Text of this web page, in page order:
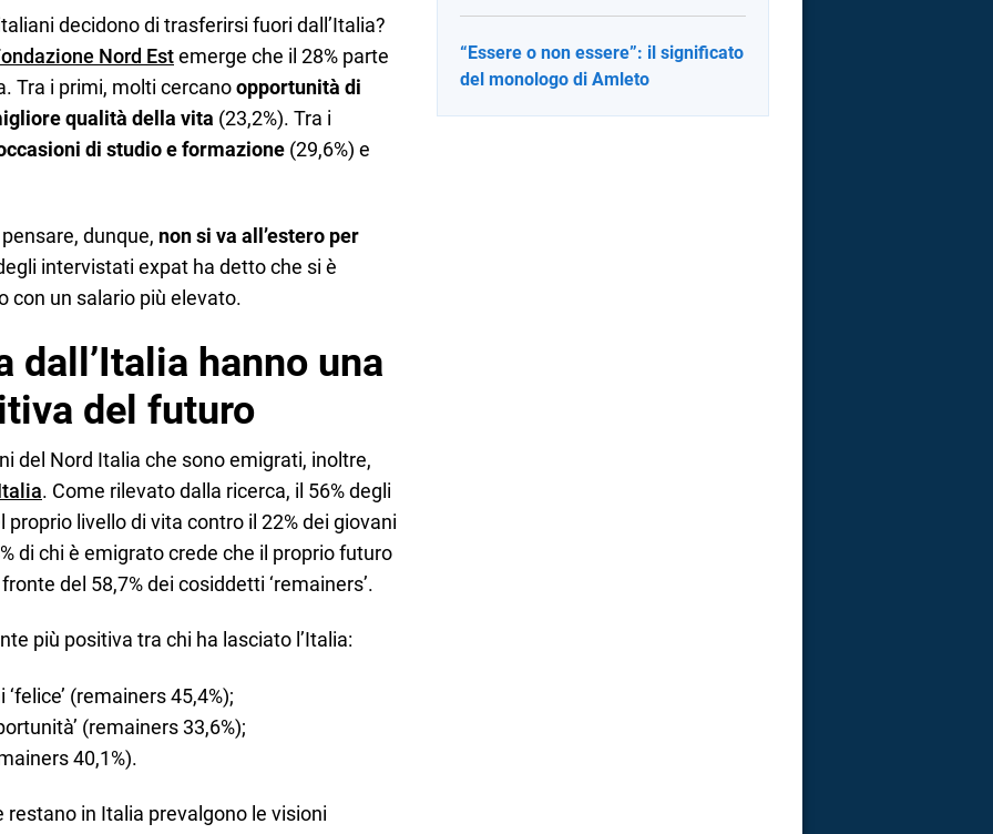
decidono di trasferirsi fuori dall’Italia?
Nord Estemerge che il 28% parte
Tra i primi, molti cercanoopportunità di
qualità della vita (23,2%). Tra i
di studio e formazione (29,6%) e
dunque, non si va all’estero per
intervistati expat ha detto che si è
con un salario più elevato.
dall’Italia hanno una
del futuro
del Nord Italia che sono emigrati, inoltre,
. Come rilevato dalla ricerca, il 56% degli
livello di vita contro il 22% dei giovani
di chi è emigrato crede che il proprio futuro
del 58,7% dei cosiddetti ‘remainers’.
più positiva tra chi ha lasciato l’Italia:
(remainers 45,4%);
(remainers 33,6%);
40,1%).
in Italia prevalgono le visioni
“Essere o non essere”: il significato
del monologo di Amleto